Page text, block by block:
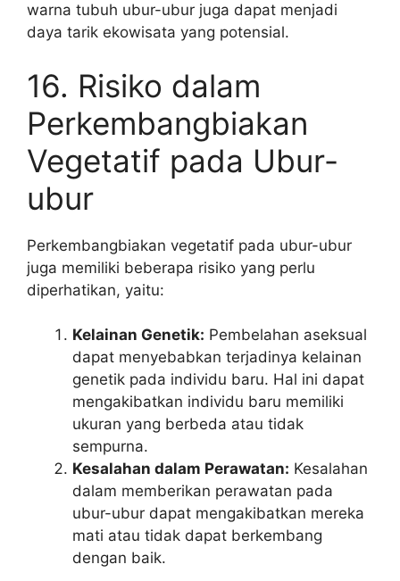
warna tubuh ubur-ubur juga dapat menjadi
daya tarik ekowisata yang potensial.
16. Risiko dalam
Perkembangbiakan
Vegetatif pada Ubur-
ubur
Perkembangbiakan vegetatif pada ubur-ubur
juga memiliki beberapa risiko yang perlu
diperhatikan, yaitu:
Kelainan Genetik: Pembelahan aseksual
dapat menyebabkan terjadinya kelainan
genetik pada individu baru. Hal ini dapat
mengakibatkan individu baru memiliki
ukuran yang berbeda atau tidak
sempurna.
Kesalahan dalam Perawatan: Kesalahan
dalam memberikan perawatan pada
ubur-ubur dapat mengakibatkan mereka
mati atau tidak dapat berkembang
dengan baik.